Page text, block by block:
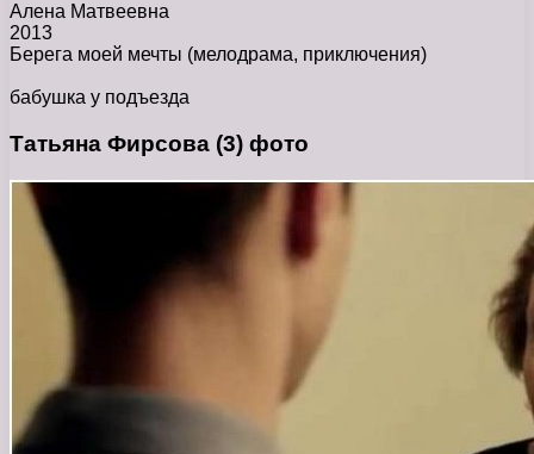
Алена Матвеевна
2013
Берега моей мечты (мелодрама, приключения)
бабушка у подъезда
Татьяна Фирсова (3) фото